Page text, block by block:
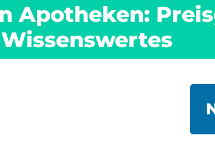
Apotheken:
Wissenswertes